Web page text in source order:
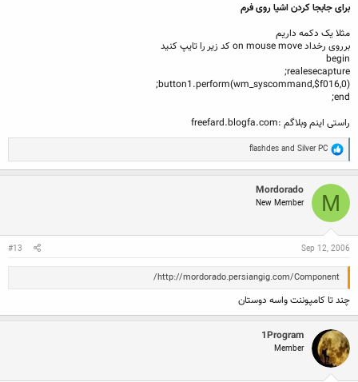
برای جابجا کردن اشیا روی فرم
مثلا یک دکمه داریم
برروی رخداد on mouse move کد زیر را تایپ کنید
begin
realesecapture;
button1.perform(wm_syscommand,$f016,0);
end;
راستی اینم وبلاگم :freefard.blogfa.com
R
e
a
c
i
o
n
:
Silver PC
flashdes
M
Mordorado
New Member
Sep 12, 2006
#13
http://mordorado.persiangig.com/Component/
چند تا کامپوننت واسه دوستان
1Program
Member